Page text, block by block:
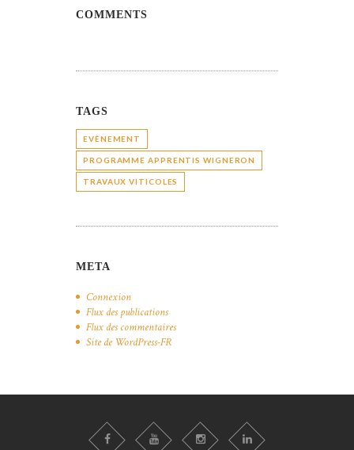
COMMENTS
TAGS
EVÈNEMENT
PROGRAMME APPRENTIS WIGNERON
TRAVAUX VITICOLES
META
Connexion
Flux des publications
Flux des commentaires
Site de WordPress-FR